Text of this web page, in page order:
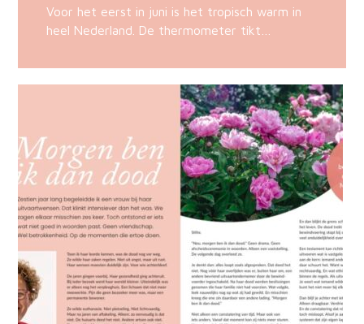
Voor het eerst in juni is het tropisch warm in
heel Nederland. De thermometer tikt…